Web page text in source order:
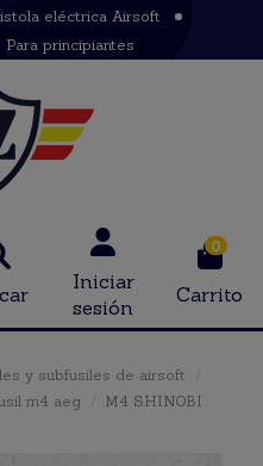
eléctrica Airsoft
Para principiantes
Iniciar
sesión
0
Carrito
y subfusiles de airsoft
m4 aeg
M4 SHINOBI